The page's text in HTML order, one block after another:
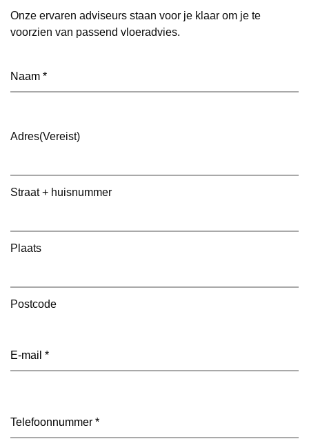
Onze ervaren adviseurs staan voor je klaar om je te
voorzien van passend vloeradvies.
Adres(Vereist)
Straat + huisnummer
Plaats
Postcode